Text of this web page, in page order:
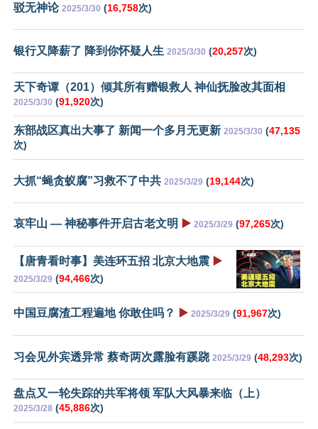
驳无神论 2025/3/30 (16,758次)
银行又降薪了 降到你怀疑人生 2025/3/30 (20,257次)
天下奇谭（201）倾其所有赠银救人 神仙抚脸改其面相
2025/3/30 (91,920次)
东部战区真出大事了 新闻一个多月无更新 2025/3/30 (47,135
次)
大抓“蝇贪蚁腐”习救不了中共 2025/3/29 (19,144次)
哀牢山 — 神秘事件开启古老文明 ▶️ 2025/3/29 (97,265次)
【唐青看时事】美连环五招 北京大地震 ▶️
2025/3/29 (94,466次)
中国豆腐渣工程遍地 你敢住吗？ ▶️ 2025/3/29 (91,967次)
习会见外宾透异常 蔡奇两次露脸有蹊跷 2025/3/29 (48,293次)
盘点又一轮失踪的共军将领 军队大风暴来临（上）
2025/3/28 (45,886次)